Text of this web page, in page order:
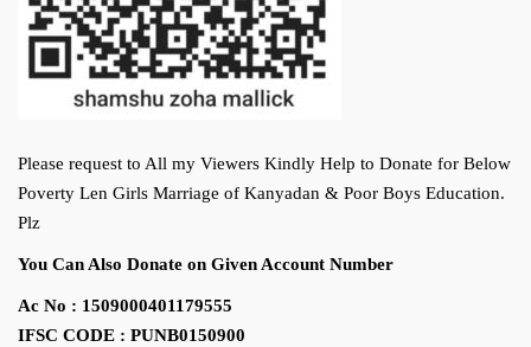
Please request to All my Viewers Kindly Help to Donate for Below
Poverty Len Girls Marriage of Kanyadan & Poor Boys Education.
Plz
You Can Also Donate on Given Account Number
Ac No : 1509000401179555
IFSC CODE : PUNB0150900